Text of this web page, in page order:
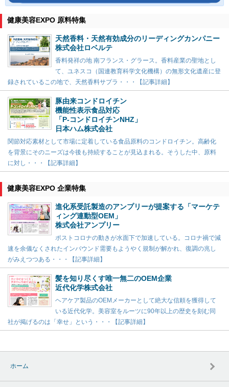
健康美容EXPO 原料特集
天然香料・天然有効成分のリーディングカンパニー
株式会社ロベルテ
香料発祥の地 南フランス・グラース。香料産業の聖地とし
て、ユネスコ（国連教育科学文化機構）の無形文化遺産に登
録されているこの地で、天然香料サプラ・・・【記事詳細】
豚由来コンドロイチン
機能性表示食品対応
「P-コンドロイチンNHZ」
日本ハム株式会社
関節対応素材として市場に定着している食品原料のコンドロイチン。高齢化
を背景にそのニーズは今後も持続することが見込まれる。そうした中、原料
に対し・・・【記事詳細】
健康美容EXPO 企業特集
進化系受託製造のアンプリーが提案する「マーケテ
ィング連動型OEM」
株式会社アンプリー
ポストコロナの動きが水面下で加速している。コロナ禍で減
速を余儀なくされたインバウンド需要もようやく規制が解かれ、復調の兆し
がみえつつある・・・【記事詳細】
髪を知り尽くす唯一無二のOEM企業
近代化学株式会社
ヘアケア製品のOEMメーカーとして絶大な信頼を獲得して
いる近代化学。美容室をルーツに90年以上の歴史を刻む同
社が掲げるのは「幸せ」という・・・【記事詳細】
ホーム